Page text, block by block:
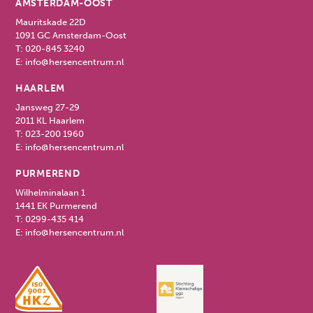
AMSTERDAM-OOST
Mauritskade 22D
1091 GC Amsterdam-Oost
T:020-845 3240
E: info@hersencentrum.nl
HAARLEM
Jansweg 27-29
2011 KL Haarlem
T:023-200 1960
E: info@hersencentrum.nl
PURMEREND
Wilhelminalaan 1
1441 EK Purmerend
T:0299-435 414
E: info@hersencentrum.nl